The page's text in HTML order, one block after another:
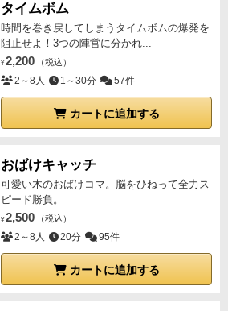
タイムボム
時間を巻き戻してしまうタイムボムの爆発を
阻止せよ！3つの陣営に分かれ...
¥ 2,200 （税込）
2～8人 1～30分 57件
カートに追加する
おばけキャッチ
可愛い木のおばけコマ。脳をひねって全力ス
ピード勝負。
¥ 2,500 （税込）
2～8人 20分 95件
カートに追加する